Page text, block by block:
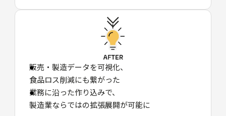
販売・製造データを可視化、
食品ロス削減にも繋がった
業務に沿った作り込みで、
製造業ならではの拡張展開が可能に